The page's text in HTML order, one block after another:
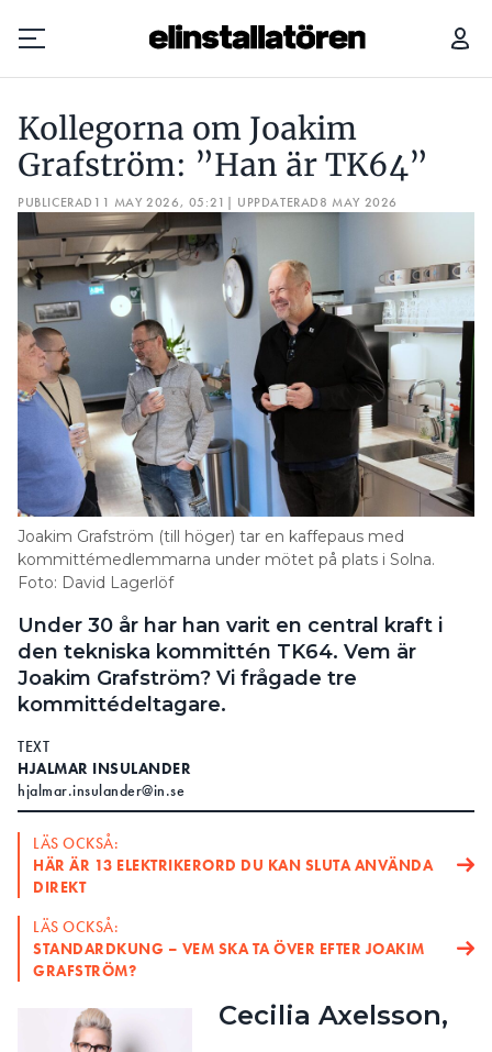
Prenumerera
Hantera prenumeration
Lediga jobb
Annonsera
Läs E-tidningen
Om tidningen
Kontakt
Personuppgifter
Search for:
SEARCH
Kollegorna om Joakim
Grafström: ”Han är TK64”
PUBLICERAD 11 MAY 2026, 05:21 | UPPDATERAD8 MAY 2026
Joakim Grafström (till höger) tar en kaffepaus med
kommittémedlemmarna under mötet på plats i Solna.
Foto: David Lagerlöf
Under 30 år har han varit en central kraft i
den tekniska kommittén TK64. Vem är
Joakim Grafström? Vi frågade tre
kommittédeltagare.
TEXT
HJALMAR INSULANDER
hjalmar.insulander@in.se
LÄS OCKSÅ:
HÄR ÄR 13 ELEKTRIKERORD DU KAN SLUTA ANVÄNDA
DIREKT
LÄS OCKSÅ:
STANDARDKUNG – VEM SKA TA ÖVER EFTER JOAKIM
GRAFSTRÖM?
Cecilia Axelsson,